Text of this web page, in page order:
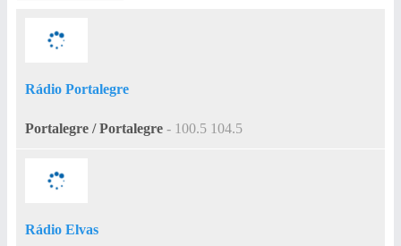
Rádio Portalegre
Portalegre / Portalegre - 100.5 104.5
Rádio Elvas